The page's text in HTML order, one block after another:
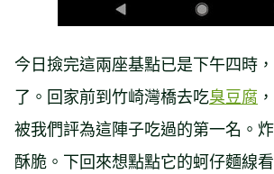
今日撿完這兩座基點已是下午四時
了。回家前到竹崎灣橋去吃臭豆腐
被我們評為這陣子吃過的第一名。
酥脆。下回來想點點它的蚵仔麵線